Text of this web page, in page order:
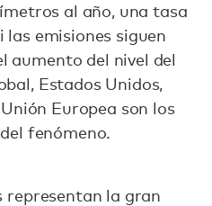
al año, una tasa
emisiones siguen
aumento del nivel del
Estados Unidos,
Europea son los
fenómeno.
representan la gran